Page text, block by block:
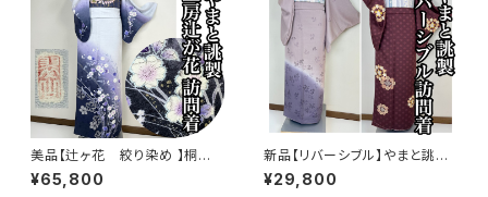
美品【辻ヶ花 絞り染め 】桐谷
翠山工房 訪問着 正絹 袷 s77
3
¥65,800
新品【リバーシブル】やまと誂
製 正絹 袷 訪問着s771
¥29,800